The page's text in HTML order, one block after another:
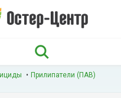
Прилипатели (ПАВ)